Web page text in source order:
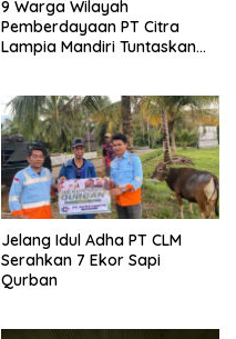
9 Warga Wilayah
Pemberdayaan PT Citra
Lampia Mandiri Tuntaskan
Jelang Idul Adha PT CLM
Serahkan 7 Ekor Sapi
Qurban